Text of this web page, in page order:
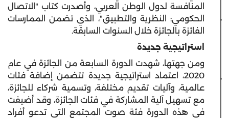
المنافسة لدول الوطن العربي، وأصدرت كتاب "الاتصال
الحكومي: النظرية والتطبيق"، الذي تضمن الممارسات
الفائزة بالجائزة خلال السنوات السابقة.
استراتيجية جديدة
ومن جهتها، شهدت الدورة السابعة من الجائزة في عام
2020، اعتماد استراتيجية جديدة تتضمن إضافة فئات
عالمية، وآليات تقديم مختلفة، وتسمية شركاء للجائزة،
مع تسهيل آلية المشاركة في فئات الجائزة، وقد أضيفت
في هذه الدورة فئة صوت المجتمع التي تدعو أفراد